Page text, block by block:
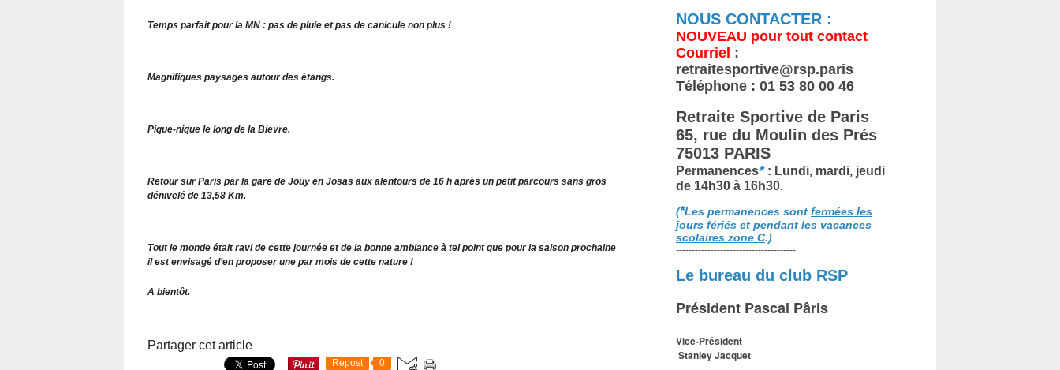
Temps parfait pour la MN : pas de pluie et pas de canicule non plus !
Magnifiques paysages autour des étangs.
Pique-nique le long de la Bièvre.
Retour sur Paris par la gare de Jouy en Josas aux alentours de 16 h après un petit parcours sans gros
dénivelé de 13,58 Km.
Tout le monde était ravi de cette journée et de la bonne ambiance à tel point que pour la saison prochaine
il est envisagé d’en proposer une par mois de cette nature !
A bientôt.
Partager cet article
Repost 0
NOUS CONTACTER :
NOUVEAU pour tout contact
Courriel :
retraitesportive@rsp.paris
Téléphone : 01 53 80 00 46
Retraite Sportive de Paris
65, rue du Moulin des Prés
75013 PARIS
Permanences*: Lundi, mardi, jeudi
de 14h30 à 16h30.
(*Les permanences sont fermées les
jours fériés et pendant les vacances
scolaires zone C.)
--------------------------------------
Le bureau du club RSP
Président Pascal Pâris
Vice-Président
Stanley Jacquet